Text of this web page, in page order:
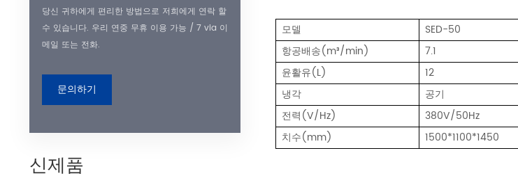
당신 귀하에게 편리한 방법으로 저희에게 연락 할
수 있습니다. 우리 연중 무휴 이용 가능 / 7 via 이
메일 또는 전화.
문의하기
신제품
모델 SED-50
항공배송(m³/min)
7.1
윤활유(L)
12
냉각
공기
전력(V/Hz)
380V/50Hz
치수(mm)
1500*1100*1450